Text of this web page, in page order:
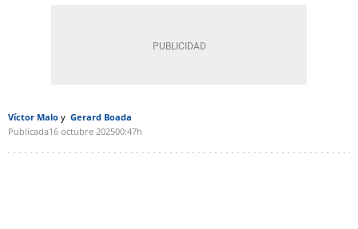
Víctor Malo
Gerard Boada
Publicada16 octubre 202500:47h